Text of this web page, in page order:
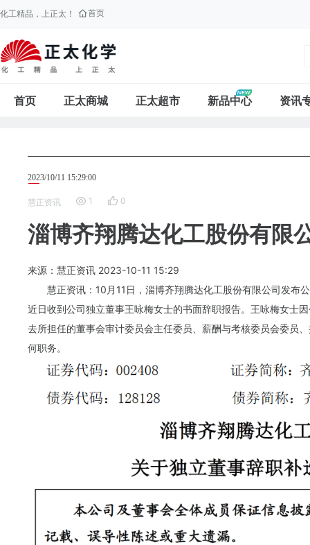
化工精品，上正太！ 首页
首页 正太商城 正太超市 新品中心 资讯
2023/10/11 15:29:00
慧正资讯 1 0
淄博齐翔腾达化工股份有限
来源：慧正资讯 2023-10-11 15:29
慧正资讯：10月11日，淄博齐翔腾达化工股份有限公司发布
近日收到公司独立董事王咏梅女士的书面辞职报告。王咏梅女士
去所担任的董事会审计委员会主任委员、薪酬与考核委员会委员
何职务。